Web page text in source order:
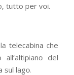
tutto per voi.
telecabina che
del
sul lago.